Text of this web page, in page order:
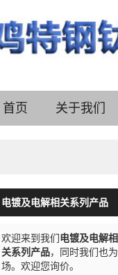
首页 关于我们
电镀及电解相关系列产品
欢迎来到我们 电镀及电解
关系列产品，同时我们也
场。欢迎您询价。